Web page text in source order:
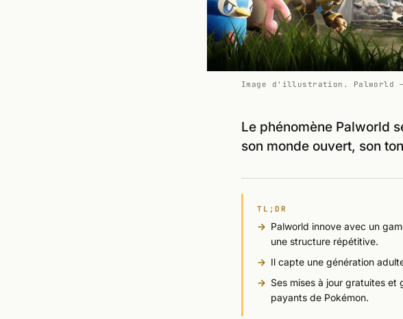
Image d'illustration. Palworld —
Le phénomène Palworld
son monde ouvert, son
TL;DR
Palworld innove avec un
une structure répétitive.
Il capte une génération
Ses mises à jour gratuites et
payants de Pokémon.